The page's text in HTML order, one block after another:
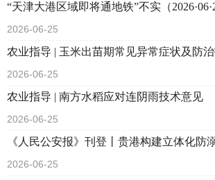
“天津大港区域即将通地铁”不实（
2026-06-25
农业指导 | 玉米出苗期常见异常症状及防
2026-06-25
农业指导 | 南方水稻应对连阴雨技术意见
2026-06-25
《人民公安报》刊登丨贵港构建立体化防
2026-06-25